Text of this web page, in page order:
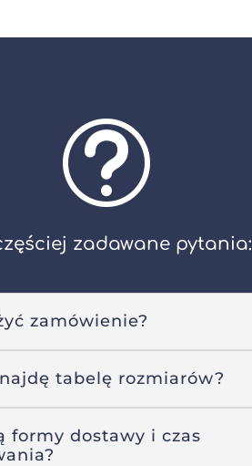
t
zadawane pytania:
zamówienie?
tabelę rozmiarów?
formy dostawy i czas